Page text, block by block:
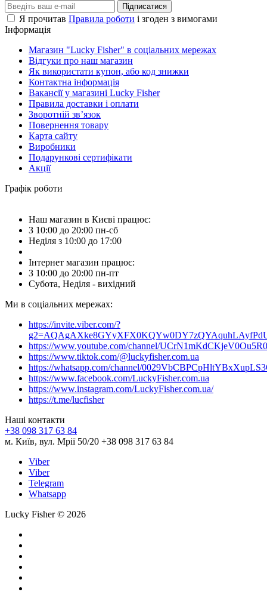
Підписатися
Я прочитав Правила роботи і згоден з вимогами
Інформація
Магазин "Lucky Fisher" в соціальних мережах
Відгуки про наш магазин
Як використати купон, або код знижки
Контактна інформація
Вакансії у магазині Lucky Fisher
Правила доставки і оплати
Зворотній зв’язок
Повернення товару
Карта сайту
Виробники
Подарункові сертифікати
Акції
Графік роботи
Наш магазин в Києві працює:
З 10:00 до 20:00 пн-сб
Неділя з 10:00 до 17:00
Інтернет магазин працює:
З 10:00 до 20:00 пн-пт
Субота, Неділя - вихідний
Ми в соціальних мережах:
https://invite.viber.com/?
https://www.youtube.com/channel/
https://www.tiktok.com/@luckyfisher.com.ua
https://whatsapp.com/channel/
https://www.facebook.com/LuckyFisher.com.ua
https://www.instagram.com/LuckyFisher.com.ua/
https://t.me/lucfisher
Наші контакти
+38 098 317 63 84
м. Київ, вул. Мрії 50/20 +38 098 317 63 84
Viber
Viber
Telegram
Whatsapp
Lucky Fisher © 2026